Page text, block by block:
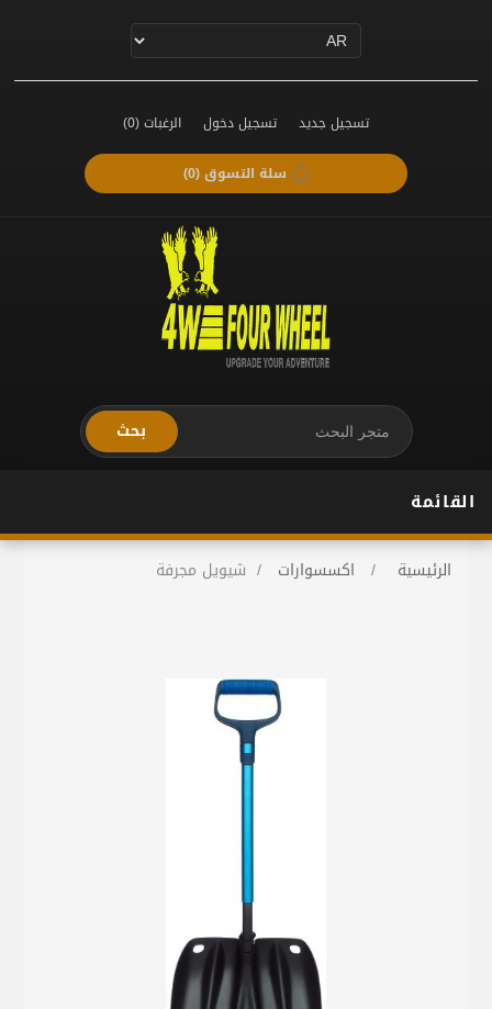
تسجيل جديد تسجيل دخول الرغبات(0)
سلة التسوق(0)
بحث
القائمة
الرئيسية / اكسسوارات / شيويل مجرفة